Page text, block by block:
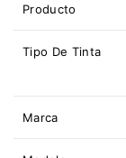
Producto
Tipo De Tinta
Marca